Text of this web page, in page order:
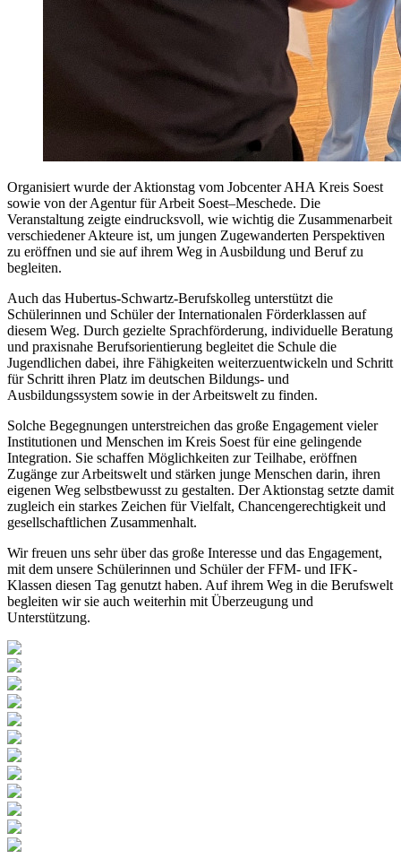
Organisiert wurde der Aktionstag vom Jobcenter AHA Kreis Soest
sowie von der Agentur für Arbeit Soest–Meschede. Die
Veranstaltung zeigte eindrucksvoll, wie wichtig die Zusammenarbeit
verschiedener Akteure ist, um jungen Zugewanderten Perspektiven
zu eröffnen und sie auf ihrem Weg in Ausbildung und Beruf zu
begleiten.
Auch das Hubertus-Schwartz-Berufskolleg unterstützt die
Schülerinnen und Schüler der Internationalen Förderklassen auf
diesem Weg. Durch gezielte Sprachförderung, individuelle Beratung
und praxisnahe Berufsorientierung begleitet die Schule die
Jugendlichen dabei, ihre Fähigkeiten weiterzuentwickeln und Schritt
für Schritt ihren Platz im deutschen Bildungs- und
Ausbildungssystem sowie in der Arbeitswelt zu finden.
Solche Begegnungen unterstreichen das große Engagement vieler
Institutionen und Menschen im Kreis Soest für eine gelingende
Integration. Sie schaffen Möglichkeiten zur Teilhabe, eröffnen
Zugänge zur Arbeitswelt und stärken junge Menschen darin, ihren
eigenen Weg selbstbewusst zu gestalten. Der Aktionstag setzte damit
zugleich ein starkes Zeichen für Vielfalt, Chancengerechtigkeit und
gesellschaftlichen Zusammenhalt.
Wir freuen uns sehr über das große Interesse und das Engagement,
mit dem unsere Schülerinnen und Schüler der FFM- und IFK-
Klassen diesen Tag genutzt haben. Auf ihrem Weg in die Berufswelt
begleiten wir sie auch weiterhin mit Überzeugung und
Unterstützung.